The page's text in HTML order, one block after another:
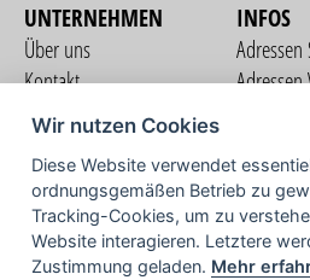
UNTERNEHMEN
Über uns
Kontakt
Nutzungsbedingungen
Datenschutzerklärung
Impressum
INFOS
Adressen
Wir nutzen Cookies
Diese Website verwendet
ordnungsgemäßen Betrieb zu
Tracking-Cookies, um zu
Website interagieren. Letztere
Zustimmung geladen. Mehr